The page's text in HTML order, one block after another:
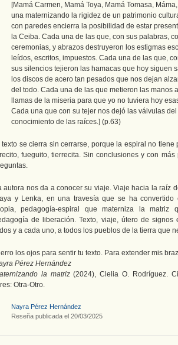
[Mamá Carmen, Mamá Toya, Mamá Tomasa,
una maternizando la rigidez de un patrimonio
con paredes encierra la posibilidad de estar
la Ceiba. Cada una de las que, con sus palabras,
ceremonias, y abrazos destruyeron los estigmas
leídos, escritos, impuestos. Cada una de las que,
sus silencios tejieron las hamacas que hoy siguen
los discos de acero tan pesados que nos dejan
del todo. Cada una de las que metieron las manos
llamas de la miseria para que yo no tuviera hoy
Cada una que con su tejer nos dejó las válvulas del
conocimiento de las raíces.] (p.63)
texto se cierra sin cerrarse, porque la espiral no tiene
fueguito, tierrecita. Sin conclusiones y con
autora nos da a conocer su viaje. Viaje hacia la raíz
y Lenka, en una travesía que se ha
pedagogía-espiral que materniza la
de liberación. Texto, viaje, útero de
y a cada uno, a todos los pueblos de la tierra que
los ojos para sentir tu texto. Para extender mis
Pérez Hernández
la matriz(2024), Clelia O. Rodríguez.
Otra-Otro.
Nayra Pérez Hernández
Reseña publicada el 20/03/2025